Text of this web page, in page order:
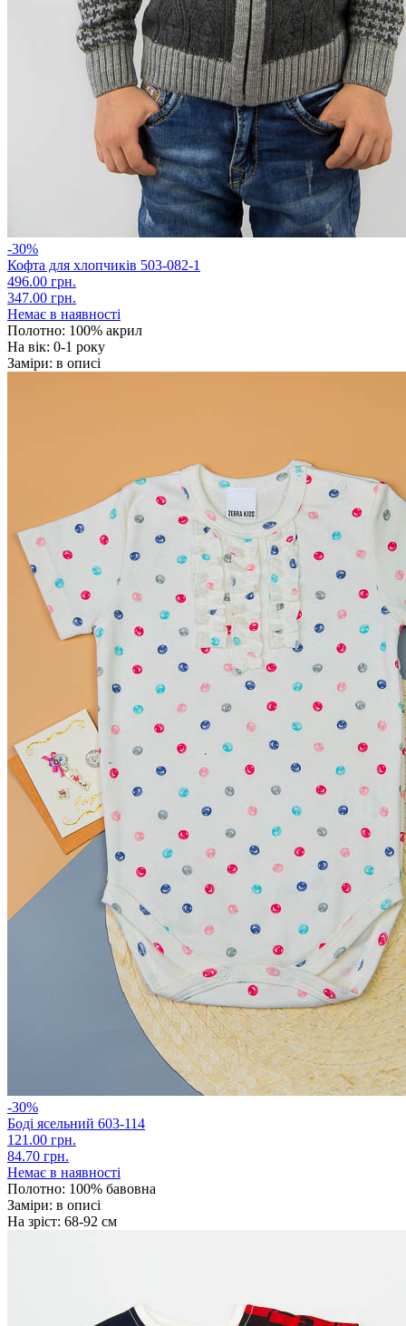
-30%
Кофта для хлопчиків 503-082-1
496.00 грн.
347.00 грн.
Немає в наявності
Полотно: 100% акрил
На вік: 0-1 року
Заміри: в описі
-30%
Боді ясельний 603-114
121.00 грн.
84.70 грн.
Немає в наявності
Полотно: 100% бавовна
Заміри: в описі
На зріст: 68-92 см